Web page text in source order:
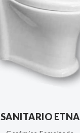
SANITARIO ETNA